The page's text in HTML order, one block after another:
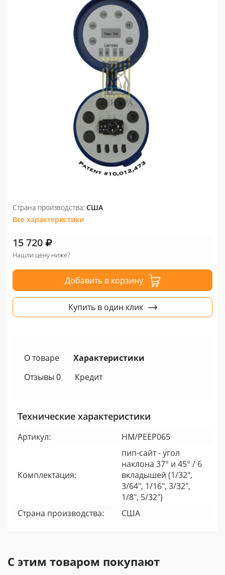
Страна производства: США
Все характеристики
15 720
Нашли цену ниже?
Добавить в корзину
Купить в один клик
О товаре
Характеристики
Отзывы 0
Кредит
Технические характеристики
Артикул: HM/PEEP065
Комплектация:
пип-сайт - угол
наклона 37° и 45° / 6
вкладышей (1/32",
3/64", 1/16", 3/32",
1/8", 5/32")
Страна производства:
США
С этим товаром покупают